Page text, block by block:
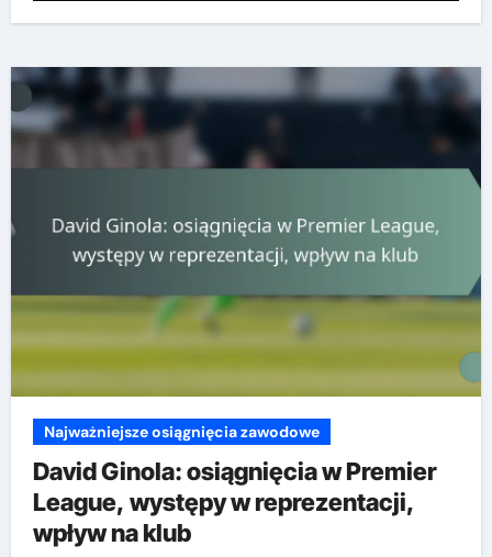
Najważniejsze osiągnięcia zawodowe
David Ginola: osiągnięcia w Premier
League, występy w reprezentacji,
wpływ na klub